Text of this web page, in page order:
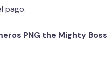
pago.
PNG the Mighty Boss